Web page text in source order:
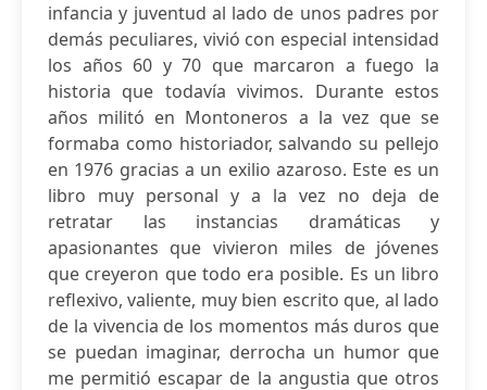
infancia y juventud al lado de unos padres por
demás peculiares, vivió con especial intensidad
los años 60 y 70 que marcaron a fuego la
historia que todavía vivimos. Durante estos
años militó en Montoneros a la vez que se
formaba como historiador, salvando su pellejo
en 1976 gracias a un exilio azaroso. Este es un
libro muy personal y a la vez no deja de
retratar las instancias dramáticas y
apasionantes que vivieron miles de jóvenes
que creyeron que todo era posible. Es un libro
reflexivo, valiente, muy bien escrito que, al lado
de la vivencia de los momentos más duros que
se puedan imaginar, derrocha un humor que
me permitió escapar de la angustia que otros